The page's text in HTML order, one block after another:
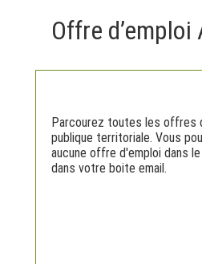
Offre
Parcourez toutes les offres
publique territoriale. Vous
aucune offre d'emploi dans
dans votre boite email.